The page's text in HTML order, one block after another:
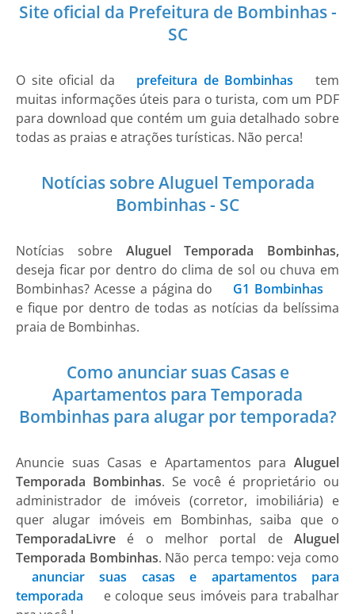
Site oficial da Prefeitura de Bombinhas -
SC
O site oficial da prefeitura de Bombinhas
tem
muitas informações úteis para o turista, com um PDF
para download que contém um guia detalhado sobre
todas as praias e atrações turísticas. Não perca!
Notícias sobre Aluguel Temporada
Bombinhas - SC
Notícias sobre Aluguel Temporada Bombinhas,
deseja ficar por dentro do clima de sol ou chuva em
Bombinhas? Acesse a página do
G1 Bombinhas
e fique por dentro de todas as notícias da belíssima
praia de Bombinhas.
Como anunciar suas Casas e
Apartamentos para Temporada
Bombinhas para alugar por temporada?
Anuncie suas Casas e Apartamentos paraAluguel
Temporada Bombinhas. Se você é proprietário ou
administrador de imóveis (corretor, imobiliária) e
quer alugar imóveis em Bombinhas, saiba que o
TemporadaLivre é o melhor portal de Aluguel
Temporada Bombinhas. Não perca tempo: veja como
anunciar suas casas e apartamentos para
temporada
e coloque seus imóveis para trabalhar